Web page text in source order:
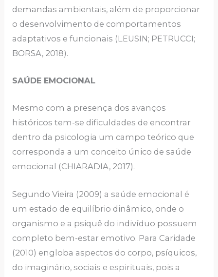
demandas ambientais, além de proporcionar
o desenvolvimento de comportamentos
adaptativos e funcionais (LEUSIN; PETRUCCI;
BORSA, 2018).
SAÚDE EMOCIONAL
Mesmo com a presença dos avanços
históricos tem-se dificuldades de encontrar
dentro da psicologia um campo teórico que
corresponda a um conceito único de saúde
emocional (CHIARADIA, 2017).
Segundo Vieira (2009) a saúde emocional é
um estado de equilíbrio dinâmico, onde o
organismo e a psiquê do indivíduo possuem
completo bem-estar emotivo. Para Caridade
(2010) engloba aspectos do corpo, psíquicos,
do imaginário, sociais e espirituais, pois a